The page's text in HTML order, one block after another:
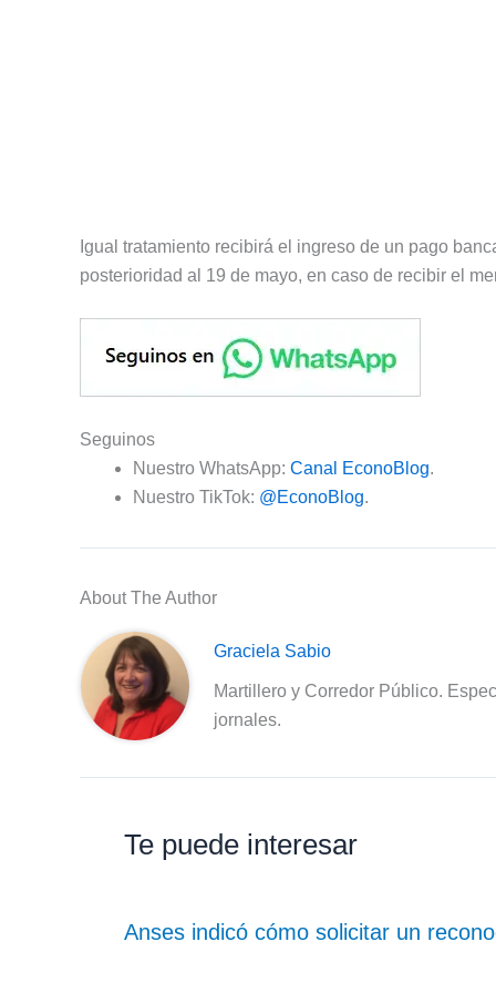
Igual tratamiento recibirá el ingreso de un pago
posterioridad al 19 de mayo, en caso de recibir el
Seguinos
Nuestro WhatsApp: Canal EconoBlog.
Nuestro TikTok: @EconoBlog.
About The Author
Graciela Sabio
Martillero y Corredor Público.
jornales.
Te puede interesar
Anses indicó cómo solicitar un